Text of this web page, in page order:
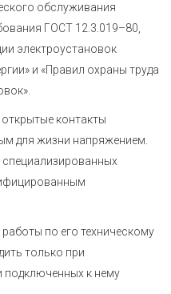
обслуживания
ГОСТ 12.3.019–80,
электроустановок
и «Правил охраны труда
контакты
для жизни напряжением.
специализированных
по его техническому
только при
подключенных к нему